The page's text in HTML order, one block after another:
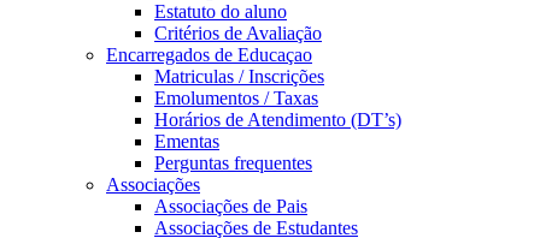
Estatuto do aluno
Critérios de Avaliação
Encarregados de Educaçao
Matriculas / Inscrições
Emolumentos / Taxas
Horários de Atendimento (DT’s)
Ementas
Perguntas frequentes
Associações
Associações de Pais
Associações de Estudantes